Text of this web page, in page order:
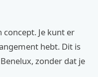
Je kunt er
hebt. Dit is
zonder dat je